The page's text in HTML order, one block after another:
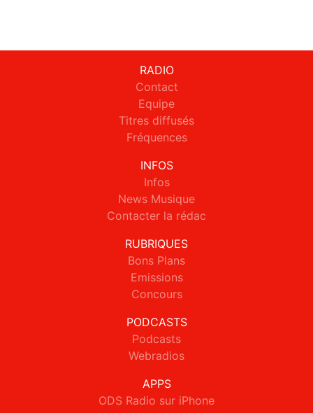
RADIO
Contact
Equipe
Titres diffusés
Fréquences
INFOS
Infos
News Musique
Contacter la rédac
RUBRIQUES
Bons Plans
Emissions
Concours
PODCASTS
Podcasts
Webradios
APPS
ODS Radio sur iPhone